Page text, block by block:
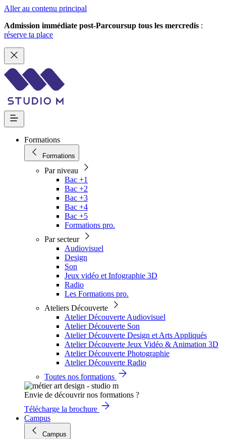
Aller au contenu principal
Admission immédiate post-Parcoursup tous les mercredis :
réserve ta place
Formations
Formations
Par niveau
Bac +1
Bac +2
Bac +3
Bac +4
Bac +5
Formations pro.
Par secteur
Audiovisuel
Design
Son
Jeux vidéo et Infographie 3D
Radio
Les Formations pro.
Ateliers Découverte
Atelier Découverte Audiovisuel
Atelier Découverte Son
Atelier Découverte Design et Arts Appliqués
Atelier Découverte Jeux Vidéo & Animation 3D
Atelier Découverte Photographie
Atelier Découverte Radio
Toutes nos formations
Envie de découvrir nos formations ?
Télécharge la brochure
Campus
Campus